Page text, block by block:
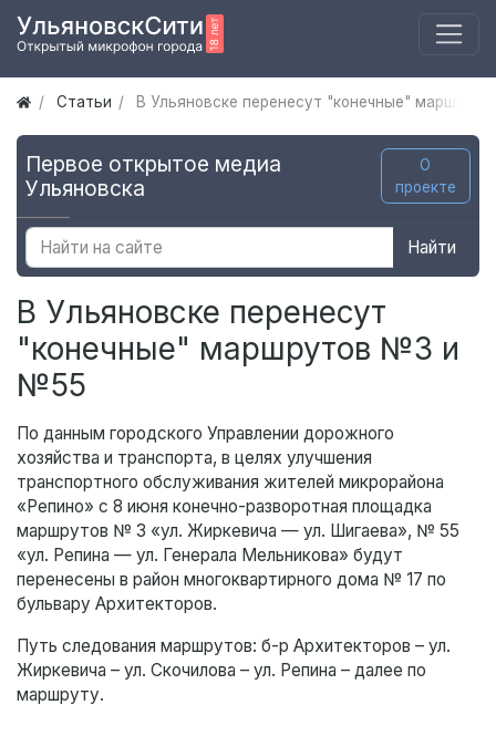
Статьи В Ульяновске перенесут "конечные"
Первое открытое медиа
Ульяновска
О
проекте
Найти
В Ульяновске перенесут
"конечные" маршрутов №3 и
№55
По данным городского Управлении дорожного
хозяйства и транспорта, в целях улучшения
транспортного обслуживания жителей микрорайона
«Репино» с 8 июня конечно-разворотная площадка
маршрутов № 3 «ул. Жиркевича — ул. Шигаева», № 55
«ул. Репина — ул. Генерала Мельникова» будут
перенесены в район многоквартирного дома № 17 по
бульвару Архитекторов.
Путь следования маршрутов: б-р Архитекторов – ул.
Жиркевича – ул. Скочилова – ул. Репина – далее по
маршруту.